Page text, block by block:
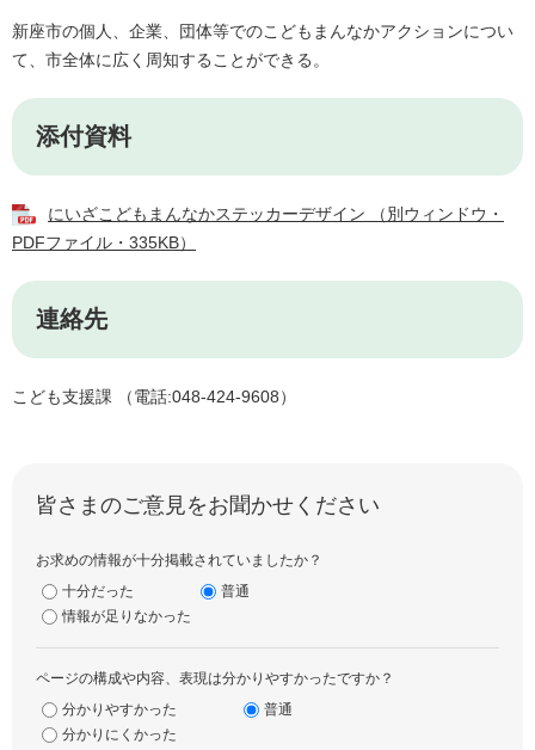
新座市の個人、企業、団体等でのこどもまんなかアクションについ
て、市全体に広く周知することができる。
添付資料
にいざこどもまんなかステッカーデザイン （別ウィンドウ・
PDFファイル・335KB）
連絡先
こども支援課 （電話:048-424-9608）
皆さまのご意見をお聞かせください
お求めの情報が十分掲載されていましたか？
十分だった
普通
情報が足りなかった
ページの構成や内容、表現は分かりやすかったですか？
分かりやすかった
普通
分かりにくかった